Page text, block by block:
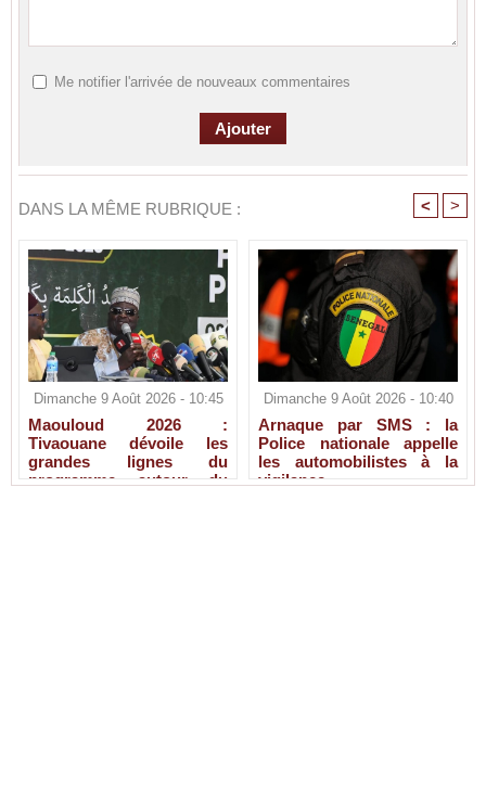
Me notifier l'arrivée de nouveaux commentaires
DANS LA MÊME RUBRIQUE : < >
Dimanche 9 Août 2026 - 10:45
Maouloud 2026 :
Tivaouane dévoile les
grandes lignes du
programme autour du
Dimanche 9 Août 2026 - 10:40
Arnaque par SMS : la
Police nationale appelle
les automobilistes à la
vigilance